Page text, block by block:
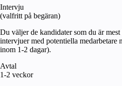
Intervju
(valfritt på begäran)
Du väljer de kandidater som du är
intervjuer med potentiella medarbetare
inom 1-2 dagar).
Avtal
1-2 veckor